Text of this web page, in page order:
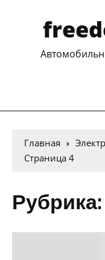
Главная
Страница 4
Рубрика: